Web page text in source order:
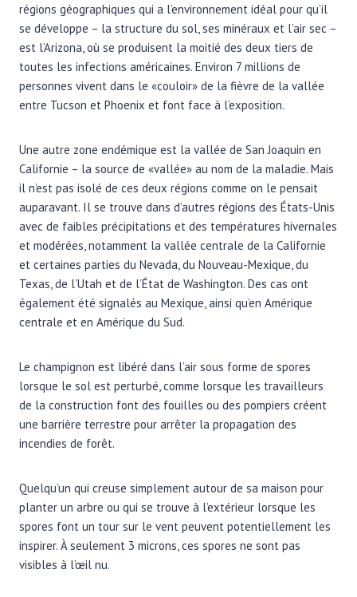
régions géographiques qui a l’environnement idéal pour qu’il
se développe – la structure du sol, ses minéraux et l’air sec –
est l’Arizona, où se produisent la moitié des deux tiers de
toutes les infections américaines. Environ 7 millions de
personnes vivent dans le «couloir» de la fièvre de la vallée
entre Tucson et Phoenix et font face à l’exposition.
Une autre zone endémique est la vallée de San Joaquin en
Californie – la source de «vallée» au nom de la maladie. Mais
il n’est pas isolé de ces deux régions comme on le pensait
auparavant. Il se trouve dans d’autres régions des États-Unis
avec de faibles précipitations et des températures hivernales
et modérées, notamment la vallée centrale de la Californie
et certaines parties du Nevada, du Nouveau-Mexique, du
Texas, de l’Utah et de l’État de Washington. Des cas ont
également été signalés au Mexique, ainsi qu’en Amérique
centrale et en Amérique du Sud.
Le champignon est libéré dans l’air sous forme de spores
lorsque le sol est perturbé, comme lorsque les travailleurs
de la construction font des fouilles ou des pompiers créent
une barrière terrestre pour arrêter la propagation des
incendies de forêt.
Quelqu’un qui creuse simplement autour de sa maison pour
planter un arbre ou qui se trouve à l’extérieur lorsque les
spores font un tour sur le vent peuvent potentiellement les
inspirer. À seulement 3 microns, ces spores ne sont pas
visibles à l’œil nu.